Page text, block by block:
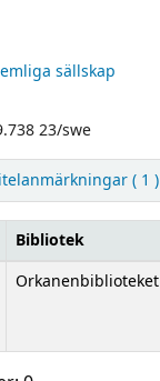
sällskap
23/swe
( 1 )
Bibliotek
Orkanenbiblioteket